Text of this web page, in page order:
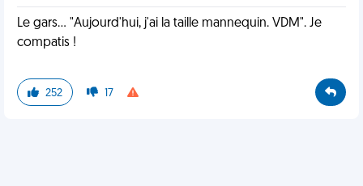
Le gars... "Aujourd'hui, j'ai la taille mannequin. VDM". Je
compatis !
252 17